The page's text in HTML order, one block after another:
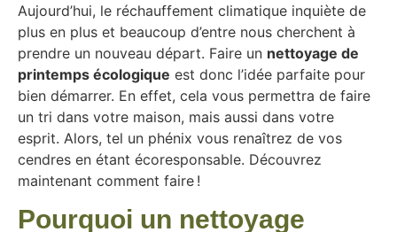
Aujourd’hui, le réchauffement climatique inquiète de
plus en plus et beaucoup d’entre nous cherchent à
prendre un nouveau départ. Faire un nettoyage de
printemps écologique est donc l’idée parfaite pour
bien démarrer. En effet, cela vous permettra de faire
un tri dans votre maison, mais aussi dans votre
esprit. Alors, tel un phénix vous renaîtrez de vos
cendres en étant écoresponsable. Découvrez
maintenant comment faire !
Pourquoi un nettoyage